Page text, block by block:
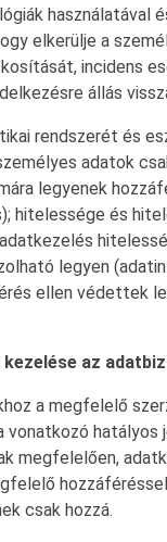
használatával
elkerülje a
incidens
állás
rendszerét és
adatok
legyenek
hitelessége és
legyen
ellen védettek
az
a megfelelő
vonatkozó hatályos
megfelelően,
csak hozzá.